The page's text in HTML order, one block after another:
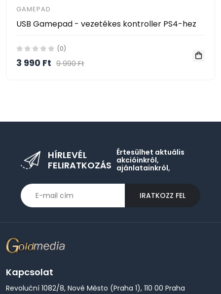
GAMEPAD
USB Gamepad - vezetékes kontroller PS4-hez
(0)
3 990 Ft 9 990 Ft
HÍRLEVÉL
FELIRATKOZÁS
Értesülhet aktuális
akcióinkról,
ajánlatainkról,
IRATKOZZ FEL
Kapcsolat
Revoluční 1082/8, Nové Město (Praha 1), 110 00 Praha